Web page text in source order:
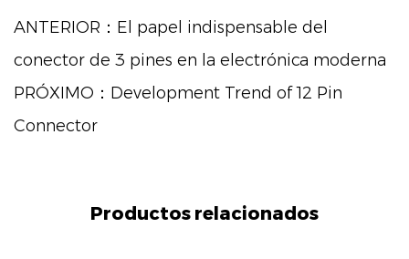
ANTERIOR：El papel indispensable del
conector de 3 pines en la electrónica moderna
PRÓXIMO：Development Trend of 12 Pin
Connector
Productos relacionados